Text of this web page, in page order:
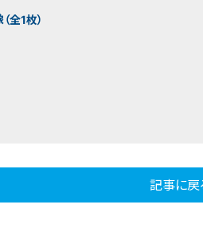
（全1枚）
記事に戻